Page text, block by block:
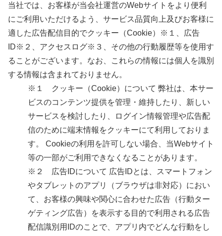
当社では、お客様が当会社運営のWebサイトをより便利
にご利用いただけるよう、サービス品質向上及びお客様に
適した広告配信目的でクッキー（Cookie）※１、広告
ID※２、アクセスログ※３、その他の行動履歴等を使用す
ることがございます。なお、これらの情報には個人を識別
する情報は含まれておりません。
※１ クッキー（Cookie）について 弊社は、本サー
ビスのコンテンツ提供を管理・維持したり、新しい
サービスを検討したり、ログイン情報管理や広告配
信のために端末情報をクッキーにて利用しておりま
す。 Cookieの利用を許可しない場合、当Webサイト
等の一部がご利用できなくなることがあります。
※２ 広告IDについて 広告IDとは、スマートフォン
やタブレットのアプリ（ブラウザは非対応）におい
て、お客様の興味や関心に合わせた広告（行動ター
ゲティング広告）を表示する目的で利用される広告
配信識別用IDのことで、アプリ内でどんな行動をし